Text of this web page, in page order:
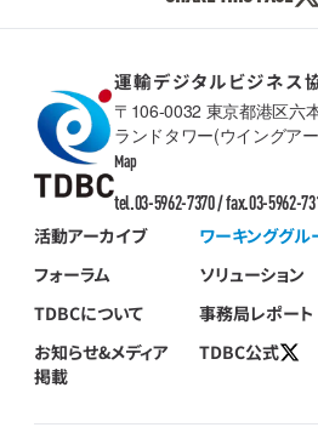
TDBC
運輸デジタルビジネス
〒106-0032 東京都港区六
ランドタワー(ウイングア
Map
tel.03-5962-7370 / fax.03-5962-
活動アーカイブ
ワーキンググル
フォーラム
ソリューション
TDBCについて
事務局レポート
お知らせ&メディア
掲載
TDBC公式